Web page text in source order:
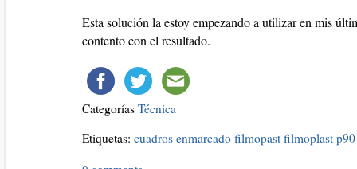
Esta solución la estoy empezando a utilizar en mis
contento con el resultado.
Categorías Técnica
Etiquetas: cuadros enmarcado filmopast filmoplast p90